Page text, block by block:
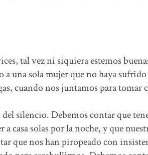
tal vez ni siquiera estemos
una sola mujer que no haya
cuando nos juntamos para tomar
silencio. Debemos contar que
solas por la noche, y que
que nos han piropeado con